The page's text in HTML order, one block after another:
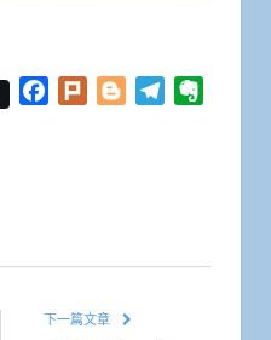
Facebook
Plurk BloggerTelegram
下一篇文章